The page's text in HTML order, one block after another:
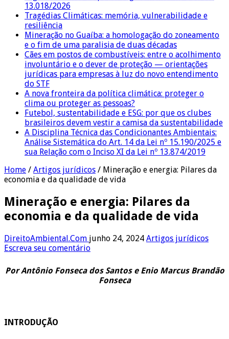
13.018/2026
Tragédias Climáticas: memória, vulnerabilidade e
resiliência
Mineração no Guaíba: a homologação do zoneamento
e o fim de uma paralisia de duas décadas
Cães em postos de combustíveis: entre o acolhimento
involuntário e o dever de proteção — orientações
jurídicas para empresas à luz do novo entendimento
do STF
A nova fronteira da política climática: proteger o
clima ou proteger as pessoas?
Futebol, sustentabilidade e ESG: por que os clubes
brasileiros devem vestir a camisa da sustentabilidade
A Disciplina Técnica das Condicionantes Ambientais:
Análise Sistemática do Art. 14 da Lei nº 15.190/2025 e
sua Relação com o Inciso XI da Lei nº 13.874/2019
Home / Artigos jurídicos / Mineração e energia: Pilares da
economia e da qualidade de vida
Mineração e energia: Pilares da
economia e da qualidade de vida
DireitoAmbiental.Com junho 24, 2024 Artigos jurídicos
Escreva seu comentário
Por Antônio Fonseca dos Santos e Enio Marcus Brandão
Fonseca
INTRODUÇÃO